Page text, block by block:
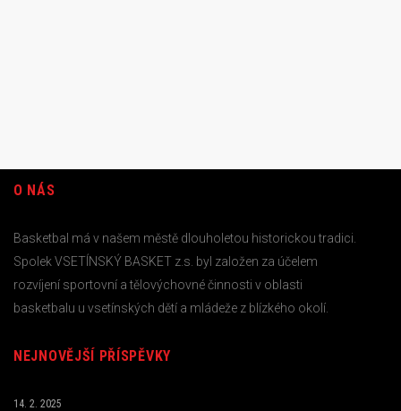
O NÁS
Basketbal má v našem městě dlouholetou historickou tradici.
Spolek VSETÍNSKÝ BASKET z.s. byl založen za účelem
rozvíjení sportovní a tělovýchovné činnosti v oblasti
basketbalu u vsetínských dětí a mládeže z blízkého okolí.
NEJNOVĚJŠÍ PŘÍSPĚVKY
14. 2. 2025